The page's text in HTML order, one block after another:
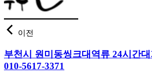
이전
부천시 원미동씽크대역류 24시간
010-5617-3371